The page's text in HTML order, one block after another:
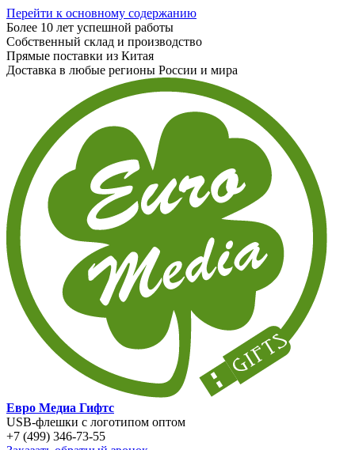
Перейти к основному содержанию
Более 10 лет успешной работы
Собственный склад и производство
Прямые поставки из Китая
Доставка в любые регионы России и мира
Евро Медиа Гифтс
USB-флешки с логотипом оптом
+7 (499) 346-73-55